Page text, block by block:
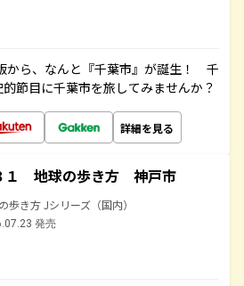
から、なんと『千葉市』が誕生！ 千
節目に千葉市を旅してみませんか？
詳細を見る
１ 地球の歩き方 神戸市
歩き方 Jシリーズ（国内）
発売